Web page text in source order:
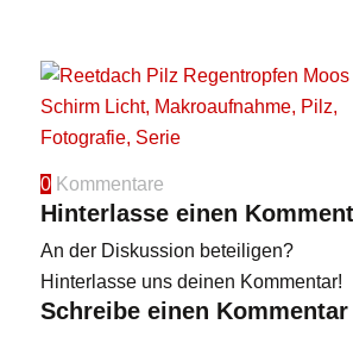
0 Kommentare
Hinterlasse einen
An der Diskussion beteiligen?
Hinterlasse uns deinen Kommentar!
Schreibe einen Kommentar